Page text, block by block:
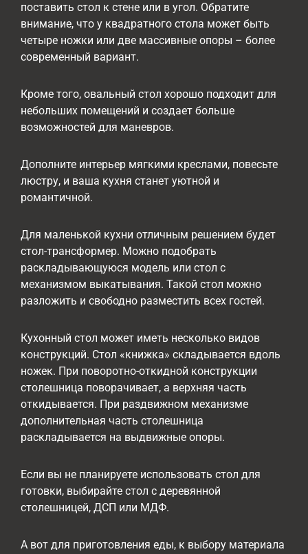
поставить стол к стене или в угол. Обратите
внимание, что у квадратного стола может быть
четыре ножки или две массивные опоры – более
современный вариант.
Кроме того, овальный стол хорошо подходит для
небольших помещений и создает больше
возможностей для маневров.
Дополните интерьер мягкими креслами, повесьте
люстру, и ваша кухня станет уютной и
романтичной.
Для маленькой кухни отличным решением будет
стол-трансформер. Можно подобрать
раскладывающуюся модель или стол с
механизмом выкатывания. Такой стол можно
разложить и свободно разместить всех гостей.
Кухонный стол может иметь несколько видов
конструкций. Стол «книжка» складывается вдоль
ножек. При поворотно-откидной конструкции
столешница поворачивает, а верхняя часть
откидывается. При раздвижном механизме
дополнительная часть столешница
раскладывается на выдвижные опоры.
Если вы не планируете использовать стол для
готовки, выбирайте стол с деревянной
столешницей, ДСП или МДФ.
А вот для приготовления еды, к выбору материала